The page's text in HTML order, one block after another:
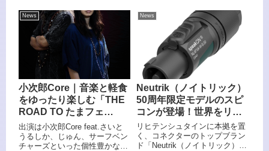
クスマシーン!!インタビュ
ー 後編、9/5(金)18:00公
開！
18:00に公開の記事は、『約3年
半ぶりのアルバム『じてんして
んねん』リリース！70年代洋楽
へのリスペクトを昇華したロッ
クバンド、セックスマシーン!!
インタビュー 後編』。
いてワイヤレススピーカー7年
連続販売台数No.1に輝く
「JBL」から、オープンイヤー
型完全ワイヤレスイヤホン
「JBL Sense Lite（センス ライ
ト）」を6月26日（木）より発
売する。
News
小次郎Core｜音楽と軽食
をゆったり楽しむ「THE
ROAD TO たまフェ
ス！！！ 〜Vol.01〜」開
催決定
出演は小次郎Core feat.さいと
うるしか、じゅん、サーフベン
チャーズといった個性豊かなラ
News
Neutrik（ノイトリック）
50周年限定モデルのスピ
コンが登場！世界をリー
ドするオーディオコネク
タメーカー
リヒテンシュタインに本拠を置
く、コネクターのトップブラン
ド「Neutrik（ノイトリック）」